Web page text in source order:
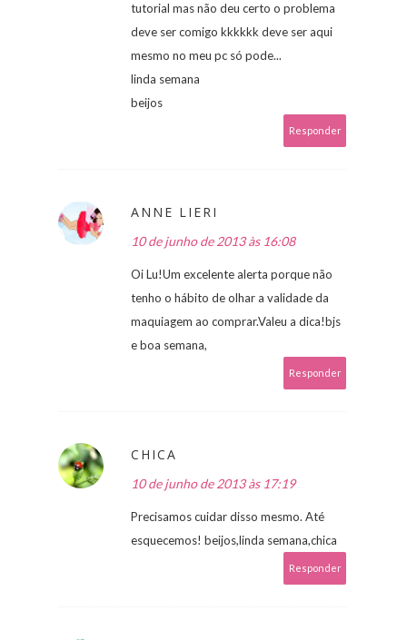
tutorial mas não deu certo o problema
deve ser comigo kkkkkk deve ser aqui
mesmo no meu pc só pode...
linda semana
beijos
Responder
ANNE LIERI
10 de junho de 2013 às 16:08
Oi Lu!Um excelente alerta porque não
tenho o hábito de olhar a validade da
maquiagem ao comprar.Valeu a dica!bjs
e boa semana,
Responder
CHICA
10 de junho de 2013 às 17:19
Precisamos cuidar disso mesmo. Até
esquecemos! beijos,linda semana,chica
Responder